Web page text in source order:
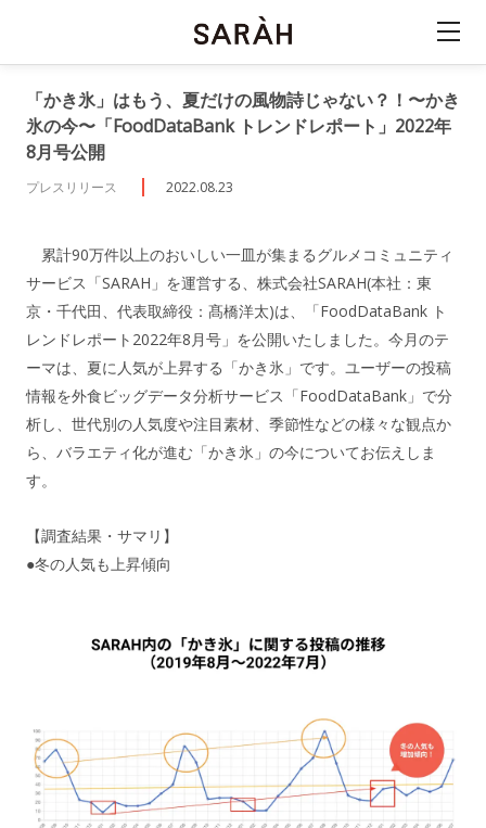
「かき氷」はもう、夏だけの風物詩じゃない？！〜かき
氷の今〜「FoodDataBank トレンドレポート」2022年
8月号公開
プレスリリース 2022.08.23
累計90万件以上のおいしい一皿が集まるグルメコミュニティ
サービス「SARAH」を運営する、株式会社SARAH(本社：東
京・千代田、代表取締役：髙橋洋太)は、「FoodDataBank ト
レンドレポート2022年8月号」を公開いたしました。今月のテ
ーマは、夏に人気が上昇する「かき氷」です。ユーザーの投稿
情報を外食ビッグデータ分析サービス「FoodDataBank」で分
析し、世代別の人気度や注目素材、季節性などの様々な観点か
ら、バラエティ化が進む「かき氷」の今についてお伝えしま
す。
【調査結果・サマリ】
●冬の人気も上昇傾向